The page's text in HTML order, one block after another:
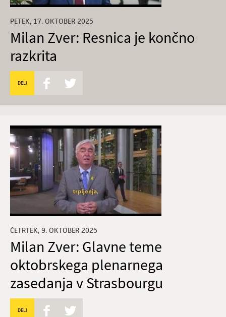
PETEK, 17. OKTOBER 2025
Milan Zver: Resnica je končno
razkrita
DELI
ČETRTEK, 9. OKTOBER 2025
Milan Zver: Glavne teme
oktobrskega plenarnega
zasedanja v Strasbourgu
DELI